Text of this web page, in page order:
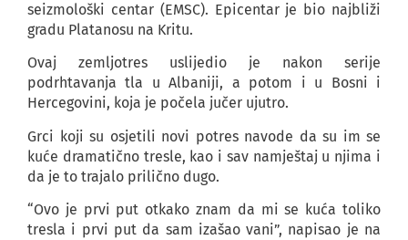
seizmološki centar (EMSC). Epicentar je bio najbliži
gradu Platanosu na Kritu.
Ovaj zemljotres uslijedio je nakon serije
podrhtavanja tla u Albaniji, a potom i u Bosni i
Hercegovini, koja je počela jučer ujutro.
Grci koji su osjetili novi potres navode da su im se
kuće dramatično tresle, kao i sav namještaj u njima i
da je to trajalo prilično dugo.
“Ovo je prvi put otkako znam da mi se kuća toliko
tresla i prvi put da sam izašao vani”, napisao je na